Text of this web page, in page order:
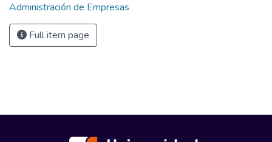
Administración de Empresas
Full item page